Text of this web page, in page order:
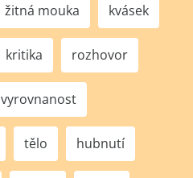
žitná mouka kvásek
kritika rozhovor
vyrovnanost
tělo hubnutí